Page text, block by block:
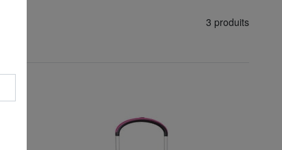
3 produits